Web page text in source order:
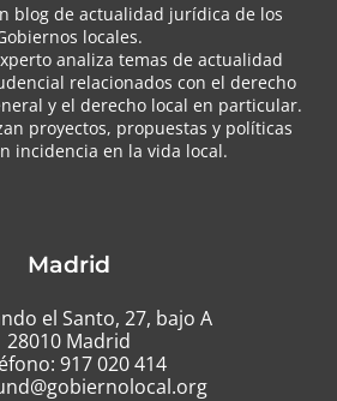
blog de actualidad jurídica de los
locales.
analiza temas de actualidad
relacionados con el derecho
y el derecho local en particular.
proyectos, propuestas y políticas
incidencia en la vida local.
Madrid
el Santo, 27, bajo A
28010 Madrid
917 020 414